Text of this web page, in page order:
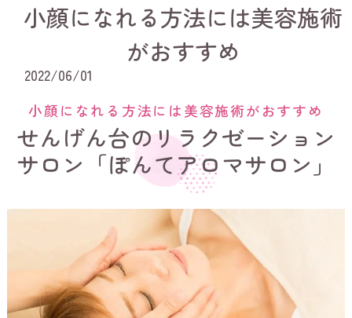
小顔になれる方法には美容施術
がおすすめ
2022/06/01
せんげん台のリラクゼーション
サロン「ぽんてアロマサロン」
小顔になれる方法には美容施術がおすすめ